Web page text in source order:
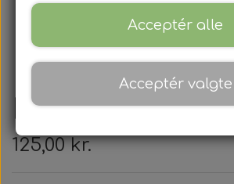
Kawasaki
125,00 kr.
Acceptér alle
Acceptér valgte